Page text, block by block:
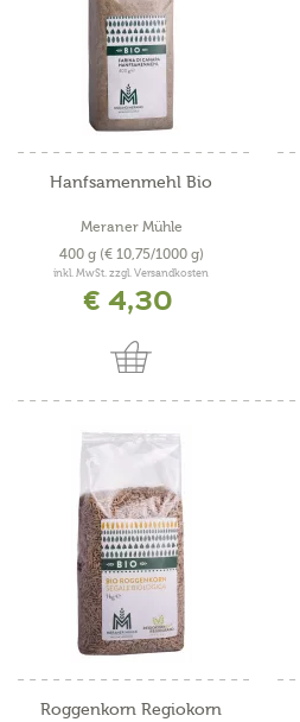
Hanfsamenmehl Bio
Meraner Mühle
400 g (€ 10,75/1000 g)
inkl. MwSt. zzgl. Versandkosten
€ 4,30
Roggenkorn Regiokorn